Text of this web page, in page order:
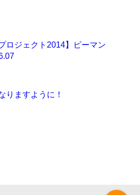
ロジェクト2014】ピーマン
りますように！